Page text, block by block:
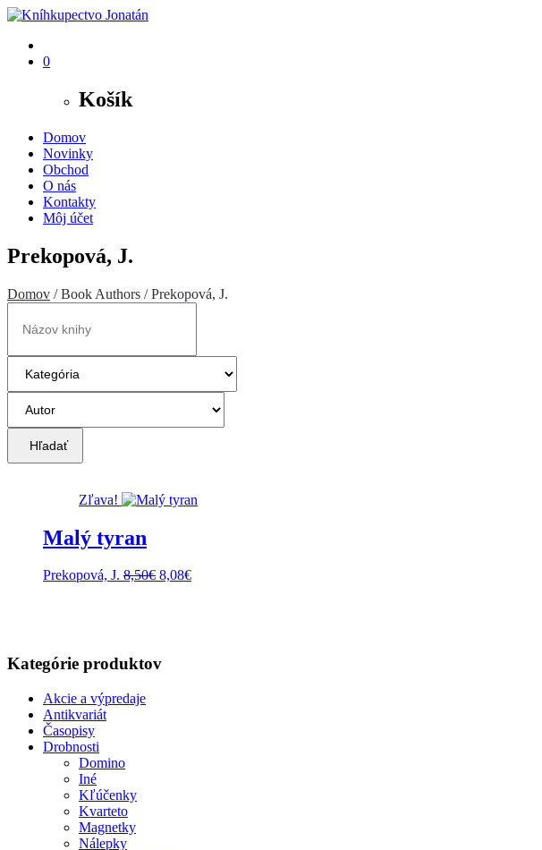
0
Košík
Domov
Novinky
Obchod
O nás
Kontakty
Môj účet
Prekopová, J.
Domov / Book Authors / Prekopová, J.
Hľadať
Zľava!
Malý tyran
Prekopová, J. 8,50€ Pôvodná
8,08€Aktuálna
Kategórie produktov
Akcie a výpredaje
Antikvariát
Časopisy
Drobnosti
Domino
Iné
Kľúčenky
Kvarteto
Magnetky
Nálepky